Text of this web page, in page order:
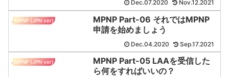
Dec.07.2020 Nov.12.2021
MPNP (JPN ver)
MPNP Part-06 それではMPNP
申請を始めましょう
Dec.04.2020 Sep.17.2021
MPNP (JPN ver)
MPNP Part-05 LAAを受信した
ら何をすればいいの？